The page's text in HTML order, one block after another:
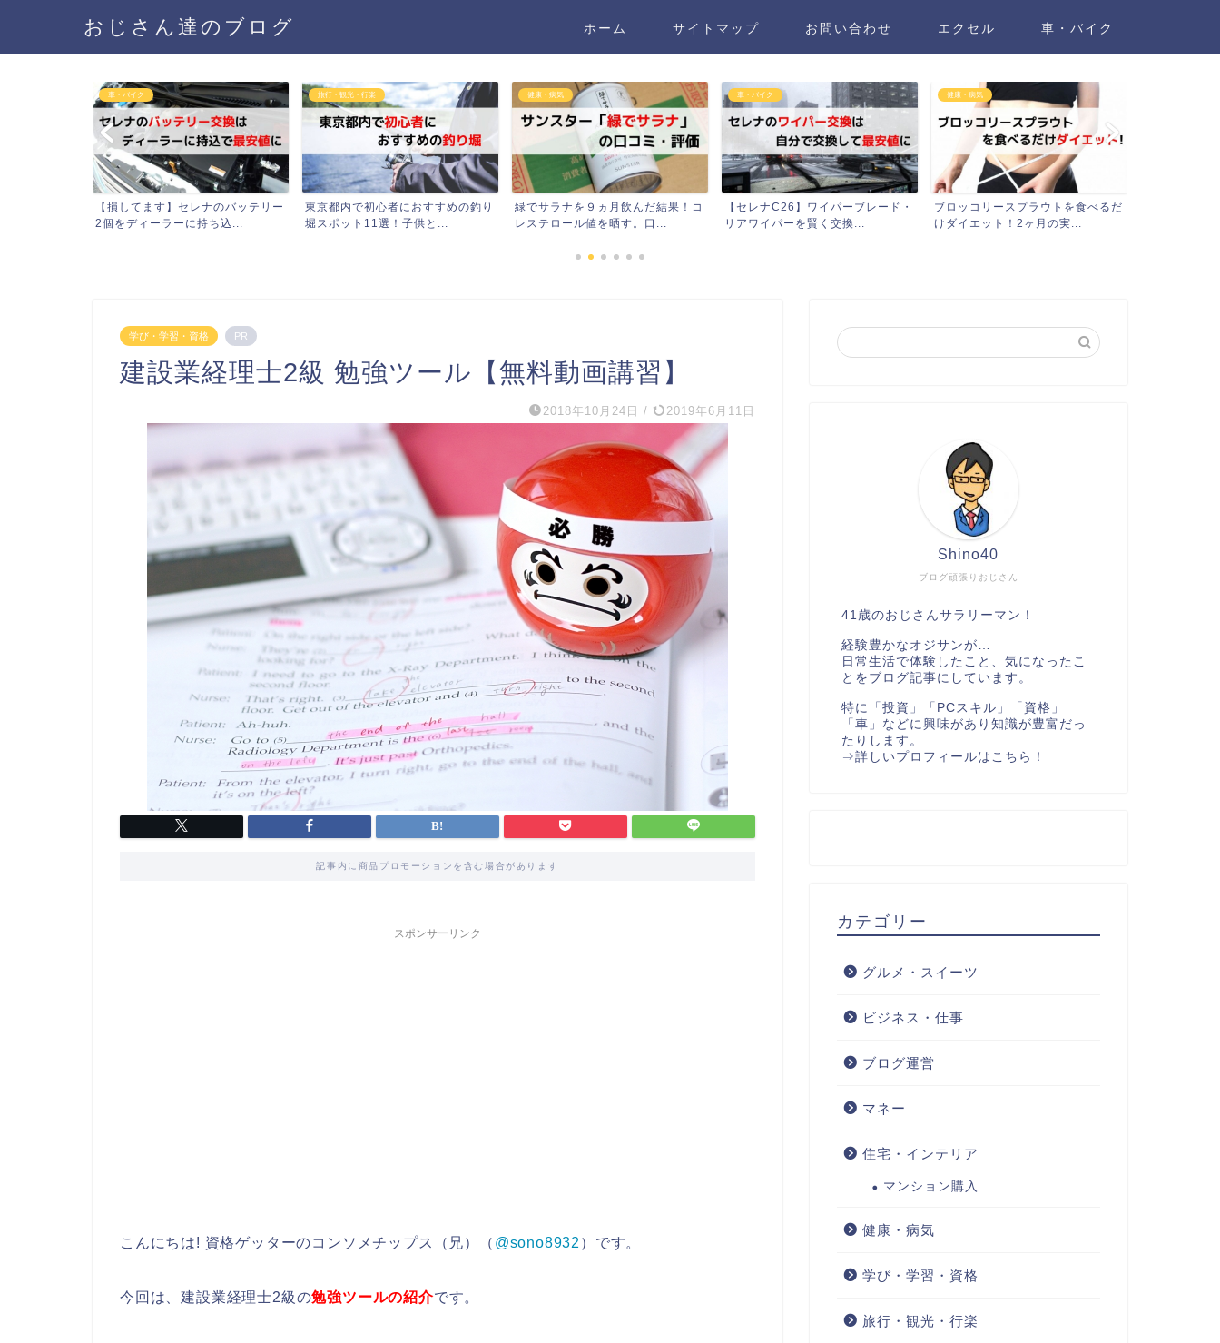
おじさん達のブログ ホーム サイトマップ お問い合わせ エクセル 車・バイク
旅行・観光・行楽
東京都内で初心者におすすめの釣り
堀スポット11選！子供と...
健康・病気
緑でサラナを９ヵ月飲んだ結果！コ
レステロール値を晒す。口...
車・バイク
【セレナC26】ワイパーブレード・
リアワイパーを賢く交換...
健康・病気
ブロッコリースプラウトを食べるだ
けダイエット！2ヶ月の実...
健康・病気
レイデルのポリコサノール10を飲
んだ結果！コレステロール...
学び・学習・資格 PR
建設業経理士2級 勉強ツール【無料動画講習】
2018年10月24日 / 2019年6月11日
記事内に商品プロモーションを含む場合があります
スポンサーリンク
こんにちは! 資格ゲッターのコンソメチップス（兄）（ @sono8932 ）です。
今回は、建設業経理士2級の勉強ツールの紹介です。
ブログ頑張りおじさん
Shino40
41歳のおじさんサラリーマン！
経験豊かなオジサンが…
日常生活で体験したこと、気になったこ
とをブログ記事にしています。
特に「投資」「PCスキル」「資格」
「車」などに興味があり知識が豊富だっ
たりします。
⇒詳しいプロフィールはこちら！
カテゴリー
グルメ・スイーツ
ビジネス・仕事
ブログ運営
マネー
住宅・インテリア
マンション購入
健康・病気
学び・学習・資格
旅行・観光・行楽